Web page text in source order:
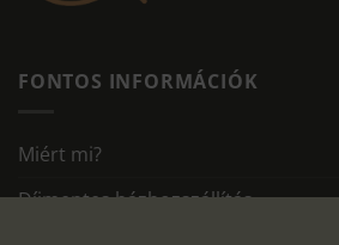
FONTOS INFORMÁCIÓK
Miért mi?
Díjmentes házhozszállítás